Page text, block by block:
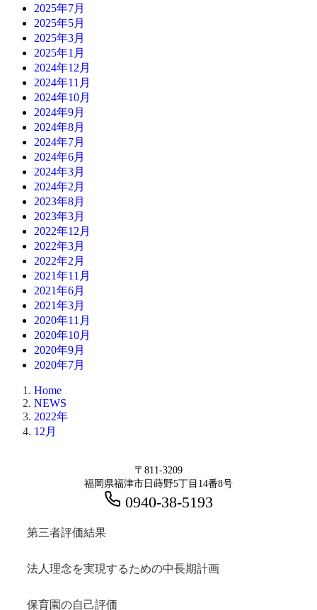
2025年7月
2025年5月
2025年3月
2025年1月
2024年12月
2024年11月
2024年10月
2024年9月
2024年8月
2024年7月
2024年6月
2024年3月
2024年2月
2023年8月
2023年3月
2022年12月
2022年3月
2022年2月
2021年11月
2021年6月
2021年3月
2020年11月
2020年10月
2020年9月
2020年7月
Home
NEWS
2022年
12月
〒811-3209
福岡県福津市日蒔野5丁目14番8号
0940-38-5193
第三者評価結果
法人理念を実現するための中長期計画
保育園の自己評価